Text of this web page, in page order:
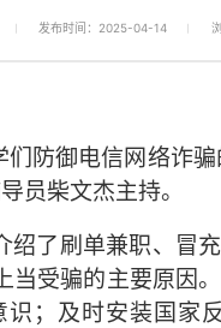
发布时间：2025-04-14
防御电信网络诈骗
员柴文杰主持。
了刷单兼职、冒
受骗的主要原因
；及时安装国家